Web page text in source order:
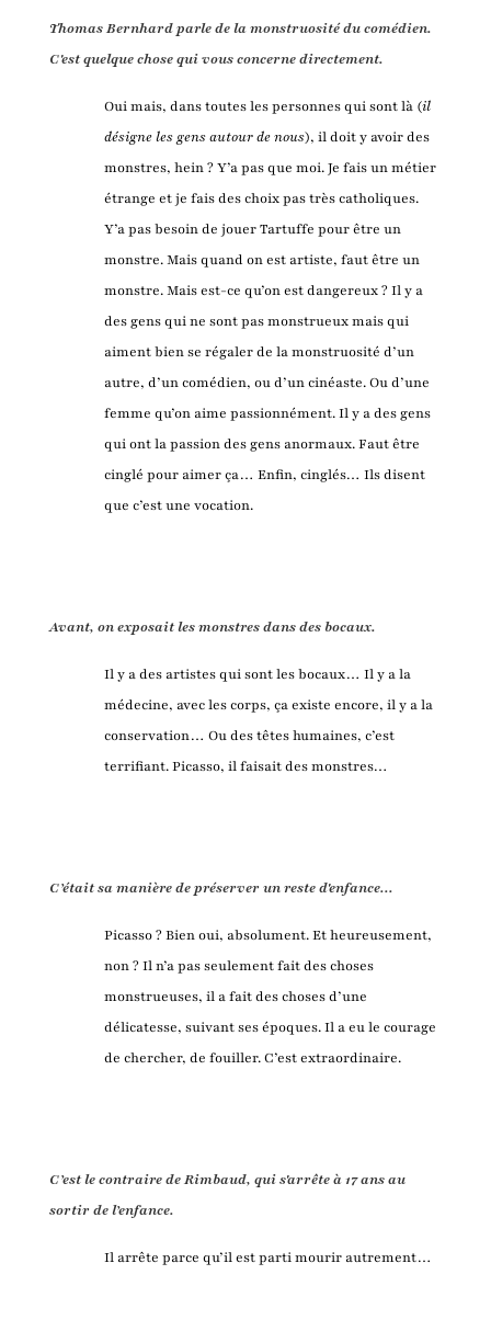
Thomas Bernhardparle de la monstruosité du comédien.
C'est quelque chose qui vous concerne directement.
Oui mais, dans toutes les personnes qui sont là (il
désigne les gensautour de nous), il doit y avoir des
monstres, hein ? Y’a pas que moi. Je fais un métier
étrange et je fais des choix pas très catholiques.
Y’a pas besoin de jouer Tartuffe pour être un
monstre. Mais quand on est artiste, faut être un
monstre. Mais est-ce qu’on est dangereux ? Il y a
des gens qui ne sont pas monstrueux mais qui
aiment bien se régaler de la monstruosité d’un
autre, d’un comédien, ou d’un cinéaste. Ou d’une
femme qu’on aime passionnément. Il y a des gens
qui ont la passion des gens anormaux. Faut être
cinglé pour aimer ça… Enfin, cinglés… Ils disent
que c’est une vocation.
Avant, on exposait les monstres dans des bocaux.
Il y a des artistes qui sont les bocaux… Il y a la
médecine, avec les corps, ça existe encore, il y a la
conservation… Ou des têtes humaines, c’est
terrifiant. Picasso, il faisait des monstres…
C’était sa manière de préserver un reste d'enfance...
Picasso ? Bien oui, absolument. Et heureusement,
non ? Il n’a pas seulement fait des choses
monstrueuses, il a fait des choses d’une
délicatesse, suivant ses époques. Il a eu le courage
de chercher, de fouiller. C’est extraordinaire.
C’est le contraire de Rimbaud, qui s'arrête à 17 ans au
sortir de l’enfance.
Il arrête parce qu’il est parti mourir autrement…